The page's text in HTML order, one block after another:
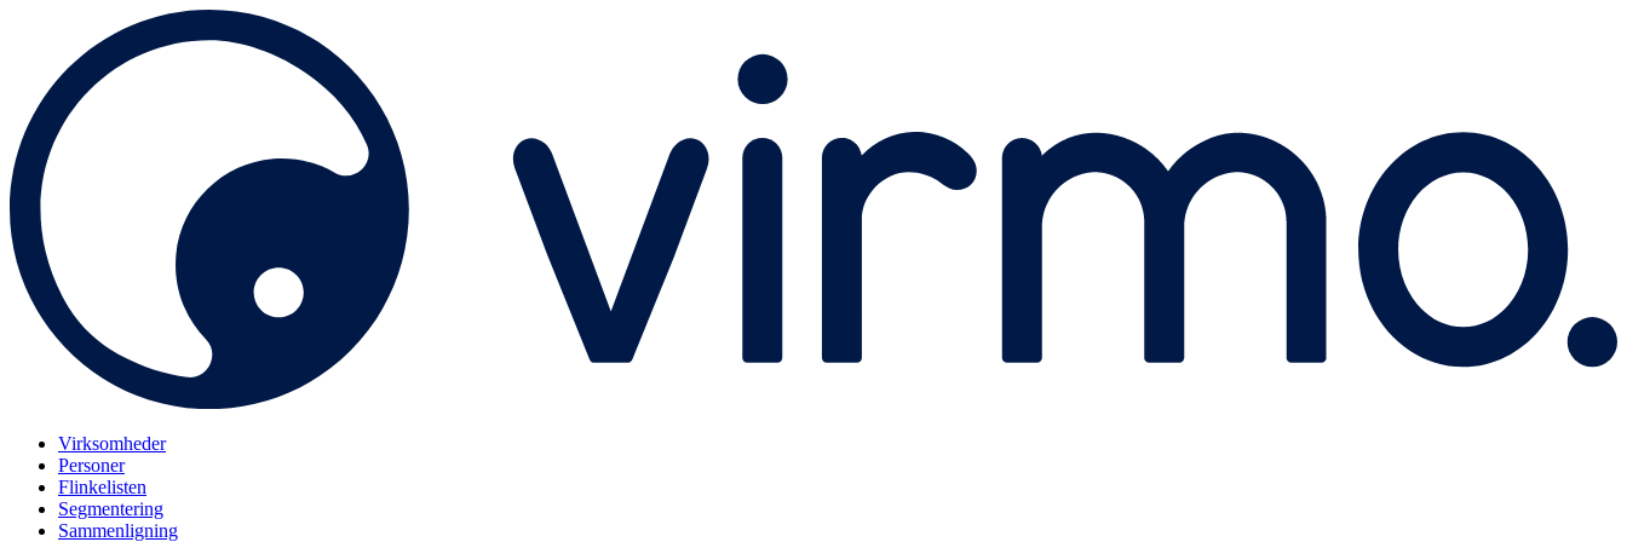
Virksomheder
Personer
Flinkelisten
Segmentering
Sammenligning